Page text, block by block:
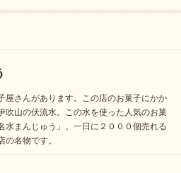
屋さんがあります。この店のお菓子にかか
吹山の伏流水。この水を使った人気のお菓
水まんじゅう」。一日に２０００個売れる
名物です。